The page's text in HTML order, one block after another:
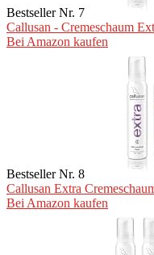
Bestseller Nr. 7
Callusan - Cremeschaum
Bei Amazon kaufen
Bestseller Nr. 8
Callusan Extra
Bei Amazon kaufen